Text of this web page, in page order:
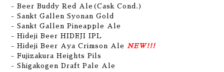
- Beer Buddy Red Ale(Cask Cond.)
- Sankt Gallen Syonan Gold
- Sankt Gallen Pineapple Ale
- Hideji Beer HIDEJI IPL
- Hideji Beer Aya Crimson Ale
NEW!!!
- Fujizakura Heights Pils
- Shigakogen Draft Pale Ale